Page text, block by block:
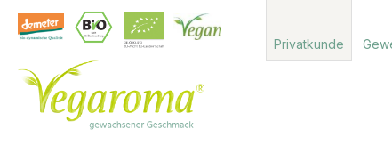
Hauptinhalt springen
Zur Suche springen
Zur Hauptnavigation springen
Privatkunde